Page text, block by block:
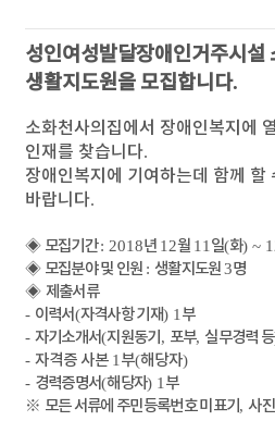
성인여성발달장애인거주시설
생활지도원을 모집합니다.
소화천사의집에서 장애인복지에
인재를 찾습니다.
장애인복지에 기여하는데 함께 할
바랍니다.
◈ 모집기간: 2018년 12월 11일(화) ~
◈ 모집분야 및 인원 : 생활지도원3명
◈ 제출서류
- 이력서(자격사항 기재) 1부
- 자기소개서(지원동기 , 포부, 실무경력 등
- 자격증 사본 1부(해당자)
- 경력증명서(해당자) 1부
※ 모든 서류에 주민등록번호 미표기 , 사